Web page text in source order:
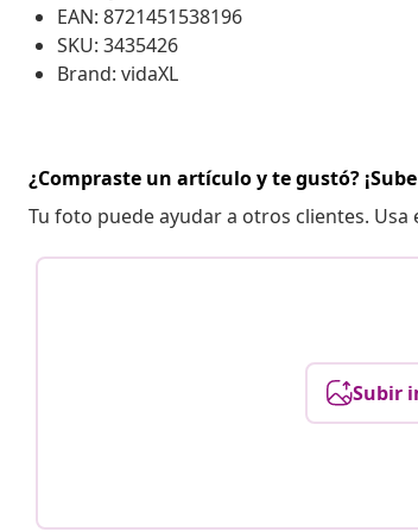
EAN: 8721451538196
SKU: 3435426
Brand: vidaXL
¿Compraste un artículo y te gustó?
Tu foto puede ayudar a otros clientes. Usa
Subir